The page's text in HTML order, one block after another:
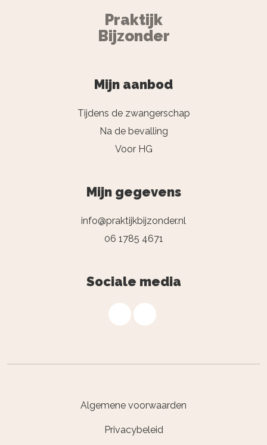
Praktijk
Bijzonder
Mijn aanbod
Tijdens de zwangerschap
Na de bevalling
Voor HG
Mijn gegevens
info@praktijkbijzonder.nl
06 1785 4671
Sociale media
Algemene voorwaarden
Privacybeleid